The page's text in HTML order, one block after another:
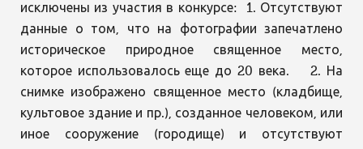
исключены из участия в конкурсе: 1. Отсутствуют
данные о том, что на фотографии запечатлено
историческое природное священное место,
которое использовалось еще до 20 века. 2. На
снимке изображено священное место (кладбище,
культовое здание и пр.), созданное человеком, или
иное сооружение (городище) и отсутствуют